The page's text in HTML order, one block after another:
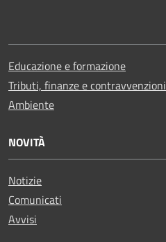
Educazione e formazione
Tributi, finanze e contravvenzioni
Ambiente
NOVITÀ
Notizie
Comunicati
Avvisi